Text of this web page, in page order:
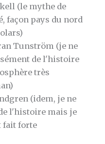
(le mythe de
façon pays du nord
Tunström (je ne
de l'histoire
très
(idem, je ne
l'histoire mais je
fait forte